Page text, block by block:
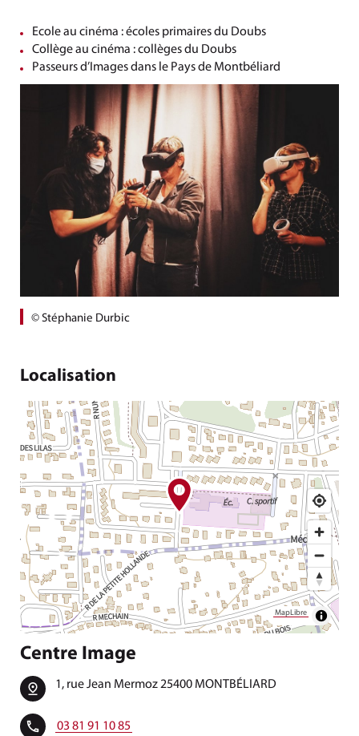
Ecole au cinéma : écoles primaires du Doubs
Collège au cinéma : collèges du Doubs
Passeurs d’Images dans le Pays de Montbéliard
© Stéphanie Durbic
Localisation
MapLibre
Centre Image
1, rue Jean Mermoz 25400 MONTBÉLIARD
03 81 91 10 85